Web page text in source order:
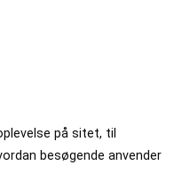
på sitet, til
besøgende anvender